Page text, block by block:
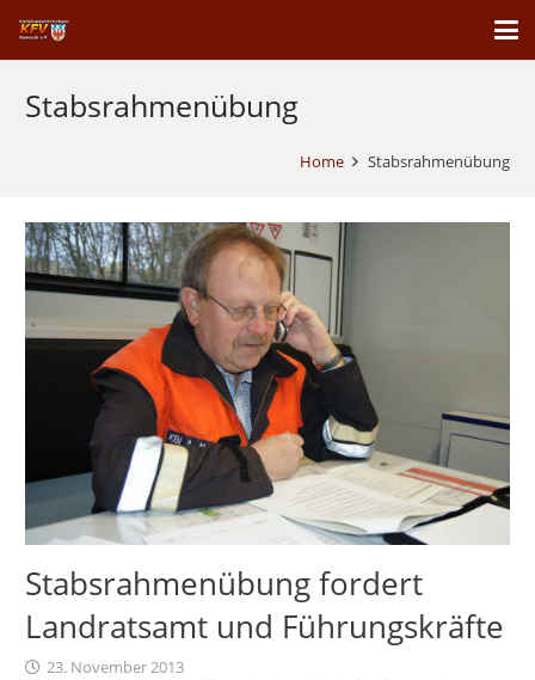
Stabsrahmenübung
Home Stabsrahmenübung
Stabsrahmenübung fordert
Landratsamt und Führungskräfte
23. November 2013